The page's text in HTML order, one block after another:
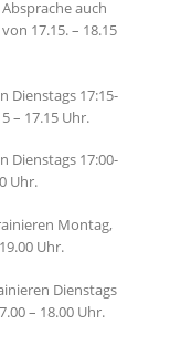
Absprache auch
17.15. – 18.15
Dienstags 17:15-
– 17.15 Uhr.
Dienstags 17:00-
Uhr.
Montag,
Uhr.
Dienstags
– 18.00 Uhr.